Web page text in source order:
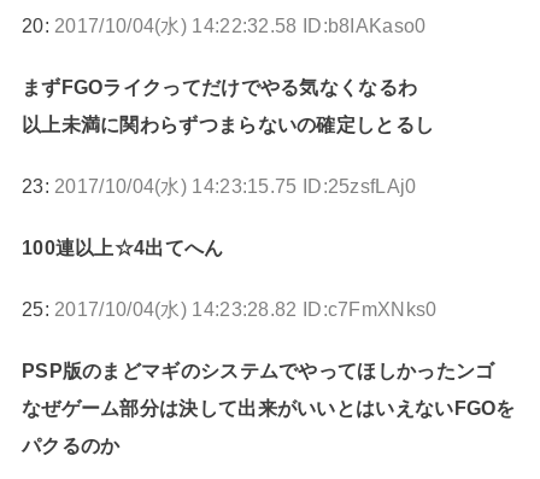
20: 2017/10/04(水) 14:22:32.58 ID:b8IAKaso0
まずFGOライクってだけでやる気なくなるわ
以上未満に関わらずつまらないの確定しとるし
23: 2017/10/04(水) 14:23:15.75 ID:25zsfLAj0
100連以上☆4出てへん
25: 2017/10/04(水) 14:23:28.82 ID:c7FmXNks0
PSP版のまどマギのシステムでやってほしかったンゴ
なぜゲーム部分は決して出来がいいとはいえないFGOを
パクるのか